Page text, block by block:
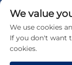
Iscriviti per
We value
We use cookies
If you don't want
cookies.